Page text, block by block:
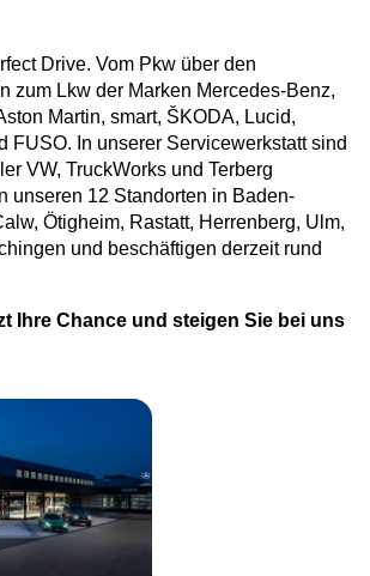
Drive. Vom Pkw über den
zum Lkw der Marken Mercedes-Benz,
Martin, smart, ŠKODA, Lucid,
FUSO. In unserer Servicewerkstatt sind
VW, TruckWorks und Terberg
unseren 12 Standorten in Baden-
Ötigheim, Rastatt, Herrenberg, Ulm,
und beschäftigen derzeit rund
Ihre Chance und steigen Sie bei uns